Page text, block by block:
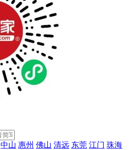
中山 惠州 佛山 清远 东莞 江门 珠海